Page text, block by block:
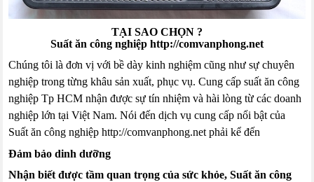
TẠI SAO CHỌN ?
Suất ăn công nghiệp http://comvanphong.net
Chúng tôi là đơn vị với bề dày kinh nghiệm cũng như sự chuyên
nghiệp trong từng khâu sản xuất, phục vụ. Cung cấp suất ăn công
nghiệp Tp HCM nhận được sự tín nhiệm và hài lòng từ các doanh
nghiệp lớn tại Việt Nam. Nói đến dịch vụ cung cấp nổi bật của
Suất ăn công nghiệp http://comvanphong.net phải kể đến
Đảm bảo dinh dưỡng
Nhận biết được tầm quan trọng của sức khỏe, Suất ăn công